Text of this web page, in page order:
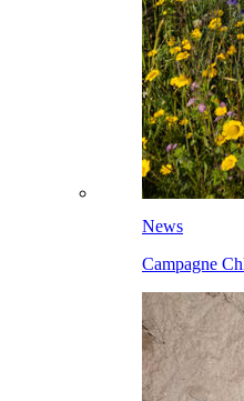
News
Campagne